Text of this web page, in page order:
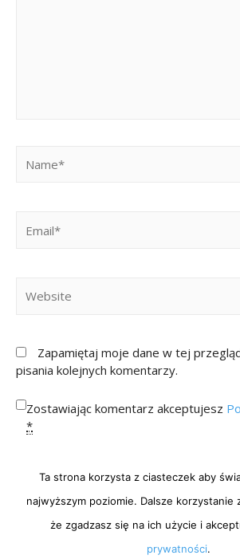
Zapamiętaj moje dane w tej
pisania kolejnych komentarzy.
Zostawiając komentarz akceptujesz
*
Ta strona korzysta z ciasteczek aby
najwyższym poziomie. Dalsze korzystanie
że zgadzasz się na ich użycie i
prywatności.